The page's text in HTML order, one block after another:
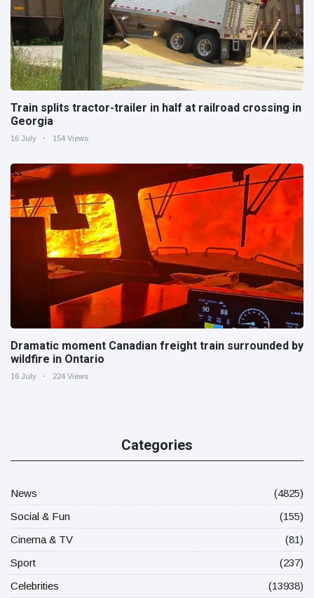
Train splits tractor-trailer in half at railroad crossing in
Georgia
16 July 154 Views
Dramatic moment Canadian freight train surrounded by
wildfire in Ontario
16 July 224 Views
Categories
News
(4825)
Social & Fun
(155)
Cinema & TV
(81)
Sport
(237)
Celebrities
(13938)